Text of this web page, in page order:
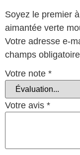
Soyez le premier
aimantée verte
Votre adresse e-
champs
Votre note *
Votre avis *